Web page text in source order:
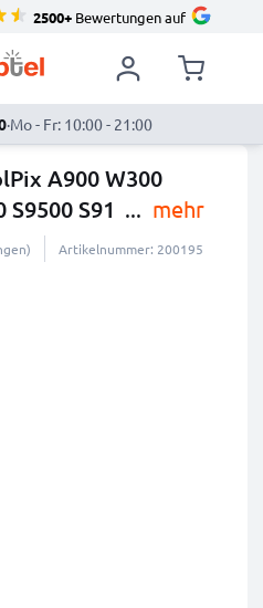
2500+Bewertungen auf
·Mo - Fr: 10:00 - 21:00
A900 W300
S9500 S91 ... mehr
Artikelnummer: 200195